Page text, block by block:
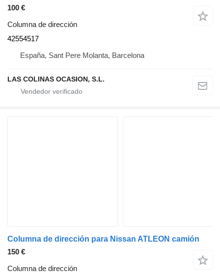
100 €
Columna de dirección
42554517
España, Sant Pere Molanta, Barcelona
LAS COLINAS OCASION, S.L.
Columna de dirección para Nissan ATLEON camión
150 €
Columna de dirección